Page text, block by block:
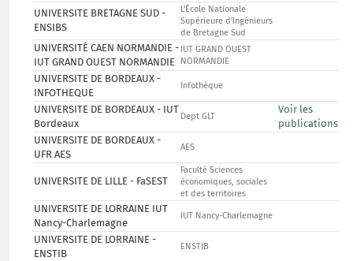
UNIVERSITE BRETAGNE SUD -
ENSIBS
L'École Nationale
Supérieure d'Ingénieurs
de Bretagne Sud
UNIVERSITÉ CAEN NORMANDIE -
IUT GRAND OUEST NORMANDIE
IUT GRAND OUEST
NORMANDIE
UNIVERSITE DE BORDEAUX -
INFOTHEQUE
Infothèque
UNIVERSITE DE BORDEAUX - IUT
Bordeaux
Dept GLT
Voir les
publications
UNIVERSITE DE BORDEAUX -
UFR AES
AES
UNIVERSITE DE LILLE - FaSEST
Faculté Sciences
économiques, sociales
et des territoires
UNIVERSITE DE LORRAINE IUT
Nancy-Charlemagne
IUT Nancy-Charlemagne
UNIVERSITE DE LORRAINE -
ENSTIB
ENSTIB